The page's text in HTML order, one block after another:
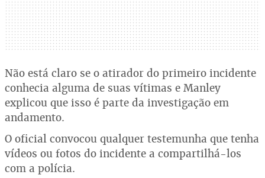
Não está claro se o atirador do primeiro incidente
conhecia alguma de suas vítimas e Manley
explicou que isso é parte da investigação em
andamento.
O oficial convocou qualquer testemunha que tenha
vídeos ou fotos do incidente a compartilhá-los
com a polícia.